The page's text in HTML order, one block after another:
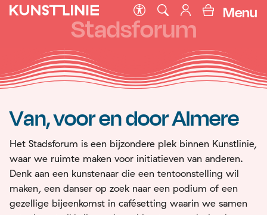
Menu
Stadsforum
Van, voor en door Almere
Het Stadsforum is een bijzondere plek binnen Kunstlinie,
waar we ruimte maken voor initiatieven van anderen.
Denk aan een kunstenaar die een tentoonstelling wil
maken, een danser op zoek naar een podium of een
gezellige bijeenkomst in cafésetting waarin we samen